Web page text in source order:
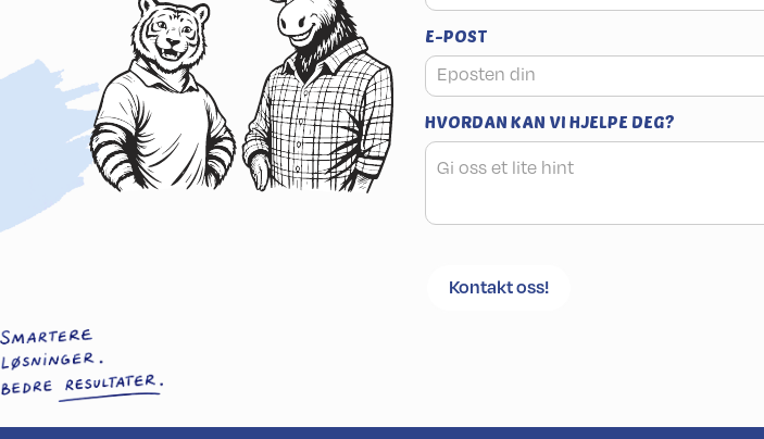
E-POST
HVORDAN KAN VI HJELPE DEG?